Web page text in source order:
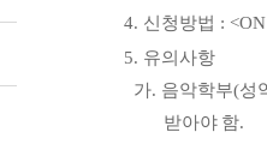
4. 신청방법 : <ON
5. 유의사항
가. 음악학부(성
받아야 함.